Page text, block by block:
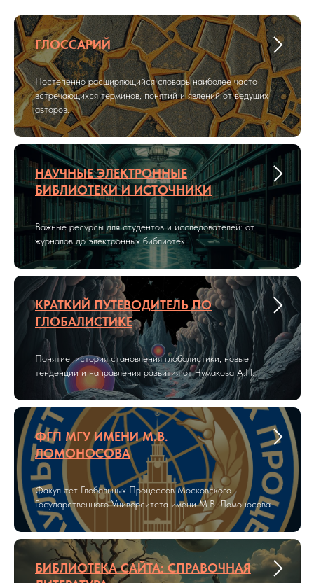
ГЛОССАРИЙ
Постепенно расширяющийся словарь наиболее часто
встречающихся терминов, понятий и явлений от ведущих
авторов.
НАУЧНЫЕ ЭЛЕКТРОННЫЕ
БИБЛИОТЕКИ И ИСТОЧНИКИ
Важные ресурсы для студентов и исследователей: от
журналов до электронных библиотек.
КРАТКИЙ ПУТЕВОДИТЕЛЬ ПО
ГЛОБАЛИСТИКЕ
Понятие, история становления глобалистики, новые
тенденции и направления развития от Чумакова А.Н.
ФГП МГУ ИМЕНИ М.В.
ЛОМОНОСОВА
Факультет Глобальных Процессов Московского
Государственного Университета имени М.В. Ломоносова
БИБЛИОТЕКА САЙТА: СПРАВОЧНАЯ